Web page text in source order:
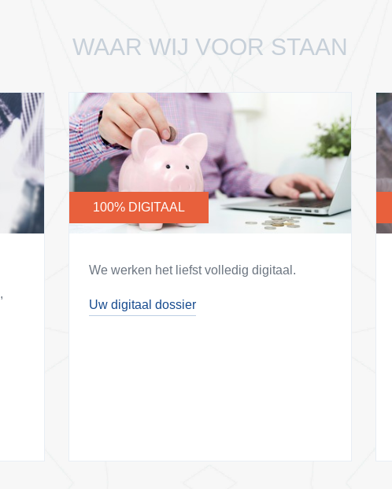
WAAR WIJ VOOR STAAN
100% DIGITAAL
We werken het liefst volledig digitaal.
Uw digitaal dossier